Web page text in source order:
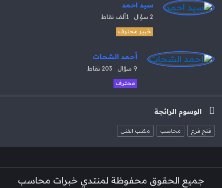
سيد احمد
2 سؤال 1ألف نقاط
خبير محترف
أحمد الشحات
9 سؤال 203 نقاط
محترف
الوسوم الرائجة
فتح فرع محاسب مكتب الفنى
جميع الحقوق محفوظة لمنتدي خبرات محاسب